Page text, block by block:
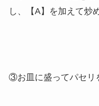
し、【A】を加えて炒
③お皿に盛ってパセリ